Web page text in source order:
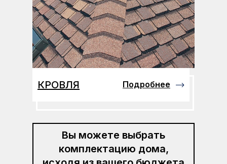
КРОВЛЯ Подробнее
Вы можете выбрать
комплектацию дома,